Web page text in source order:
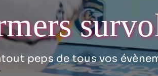
peps de tous vos